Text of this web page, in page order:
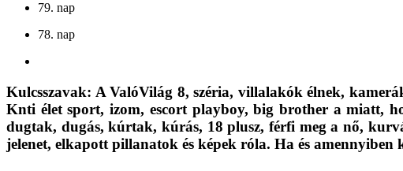
79. nap
78. nap
Kulcsszavak: A ValóVilág 8, széria, villalakók élnek,
Knti élet sport, izom, escort playboy, big brother a miatt,
dugtak, dugás, kúrtak, kúrás, 18 plusz, férfi meg a nő,
jelenet, elkapott pillanatok és képek róla. Ha és amennyiben